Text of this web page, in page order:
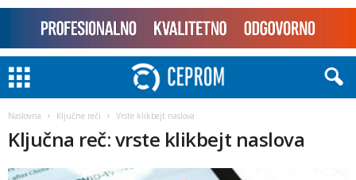
Naslovna Ključne reči Vrste klikbejt naslova
Ključna reč: vrste klikbejt naslova